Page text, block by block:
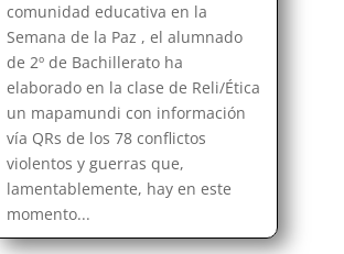
comunidad educativa en la
Semana de la Paz , el alumnado
de 2º de Bachillerato ha
elaborado en la clase de Reli/Ética
un mapamundi con información
vía QRs de los 78 conflictos
violentos y guerras que,
lamentablemente, hay en este
momento...